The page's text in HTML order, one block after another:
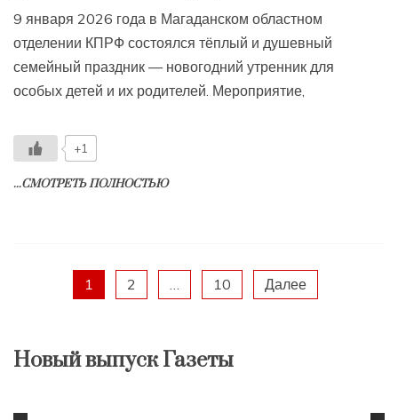
9 января 2026 года в Магаданском областном
отделении КПРФ состоялся тёплый и душевный
семейный праздник — новогодний утренник для
особых детей и их родителей. Мероприятие,
+1
...СМОТРЕТЬ ПОЛНОСТЬЮ
Пагинация
записей
1 2 … 10 Далее
Новый выпуск Газеты